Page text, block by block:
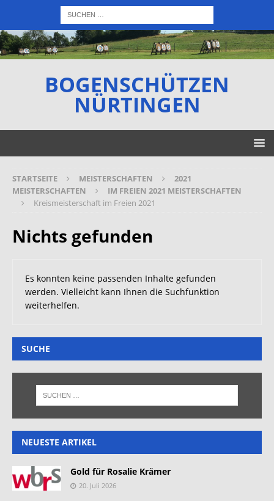
BOGENSCHÜTZEN
NÜRTINGEN
STARTSEITE MEISTERSCHAFTEN
2021
MEISTERSCHAFTEN
IM FREIEN 2021 MEISTERSCHAFTEN
Kreismeisterschaft im Freien 2021
Nichts gefunden
Es konnten keine passenden Inhalte gefunden
werden. Vielleicht kann Ihnen die Suchfunktion
weiterhelfen.
SUCHE
NEUESTE ARTIKEL
Gold für Rosalie Krämer
20. Juli 2026